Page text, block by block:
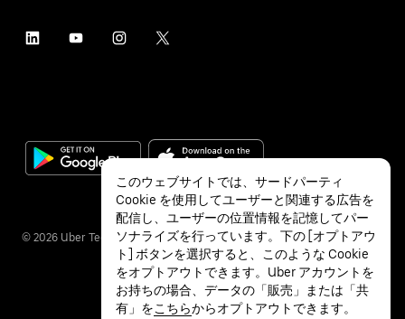
© 2026 Uber Technologies Inc.
このウェブサイトでは、サードパーティ
Cookie を使用してユーザーと関連する広告を
配信し、ユーザーの位置情報を記憶してパー
ソナライズを行っています。下の [オプトアウ
ト] ボタンを選択すると、このような Cookie
をオプトアウトできます。Uber アカウントを
お持ちの場合、データの「販売」または「共
有」をこちらからオプトアウトできます。